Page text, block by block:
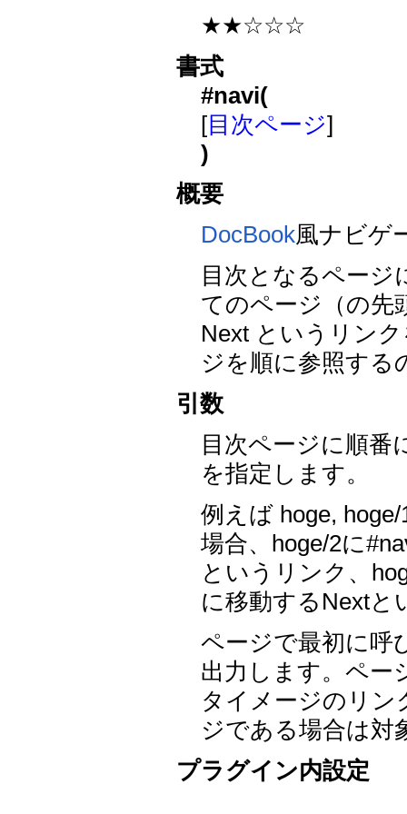
★★☆☆☆
書式
#navi(
[目次ページ]
)
概要
DocBook風ナビゲ
目次となるページ
てのページ（の先
Next というリン
ジを順に参照する
引数
目次ページに順番
を指定します。
例えば hoge,
場合、hoge/2に
というリンク、
に移動するNextと
ページで最初に呼
出力します。ペー
タイメージのリン
ジである場合は対
プラグイン内設定